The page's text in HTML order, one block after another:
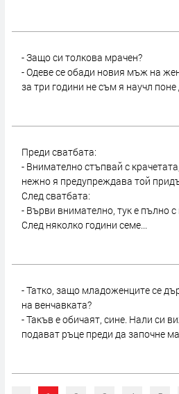
- Защо си толкова мрачен?
- Одеве се обади новия мъж на
за три години не съм я научл
Преди сватбата:
- Внимателно стъпвай с
нежно я предупреждава той
След сватбата:
- Върви внимателно, тук е пълно
След няколко години семе...
- Татко, защо младоженците се
на венчавката?
- Такъв е обичаят, сине. Нали си
подават ръце преди да започне